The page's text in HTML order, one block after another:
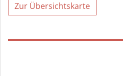
Zur Übersichtskarte